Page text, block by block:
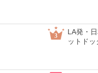
3
LA発・
ットド